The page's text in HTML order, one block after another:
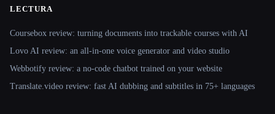
LECTURA
Coursebox review: turning documents into trackable courses with AI
Lovo AI review: an all-in-one voice generator and video studio
Webbotify review: a no-code chatbot trained on your website
Translate.video review: fast AI dubbing and subtitles in 75+ languages